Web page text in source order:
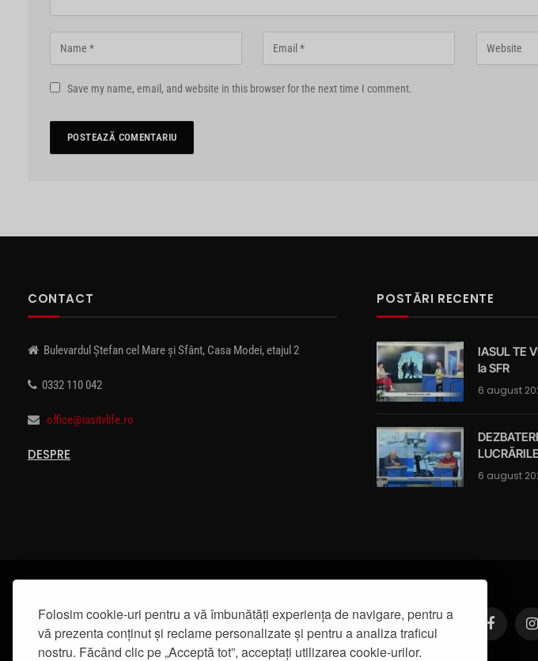
Folosim cookie-uri pentru a vă îmbunătăți experiența de navigare, pentru a
vă prezenta conținut și reclame personalizate și pentru a analiza traficul
nostru. Făcând clic pe „Acceptă tot”, acceptați utilizarea cookie-urilor.
Save my name, email, and website in this browser for the next time I comment.
CONTACT
Bulevardul Ștefan cel Mare și Sfânt, Casa Modei, etajul 2
0332 110 042
office@iasitvlife.ro
DESPRE
POSTĂRI RECENTE
IASUL TE
la SFR
6 august
6 august
Facebook